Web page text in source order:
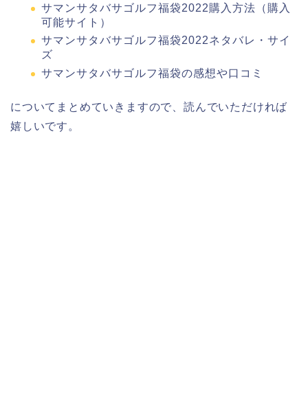
サマンサタバサゴルフ福袋2022購入方法（購入
可能サイト）
サマンサタバサゴルフ福袋2022ネタバレ・サイ
ズ
サマンサタバサゴルフ福袋の感想や口コミ
についてまとめていきますので、読んでいただければ
嬉しいです。